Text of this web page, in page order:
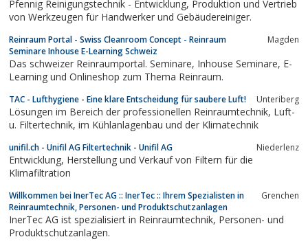
Pfennig Reinigungstechnik - Entwicklung, Produktion und Vertrieb
von Werkzeugen für Handwerker und Gebäudereiniger.
Reinraum Portal - Swiss Cleanroom Concept - Reinraum
Seminare Inhouse E-Learning Schweiz
Magden
Das schweizer Reinraumportal. Seminare, Inhouse Seminare, E-
Learning und Onlineshop zum Thema Reinraum.
TAC - Lufthygiene - Eine klare Entscheidung für saubere Luft! Unteriberg
Lösungen im Bereich der professionellen Reinraumtechnik, Luft-
u. Filtertechnik, im Kühlanlagenbau und der Klimatechnik
unifil.ch - Unifil AG Filtertechnik - Unifil AG Niederlenz
Entwicklung, Herstellung und Verkauf von Filtern für die
Klimafiltration
Willkommen bei InerTec AG :: InerTec :: Ihrem Spezialisten in
Reinraumtechnik, Personen- und Produktschutzanlagen
Grenchen
InerTec AG ist spezialisiert in Reinraumtechnik, Personen- und
Produktschutzanlagen.